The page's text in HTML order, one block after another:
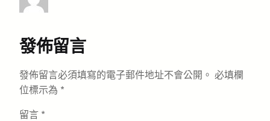
發佈留言
發佈留言必須填寫的電子郵件地址不會公開。 必填欄
位標示為 *
留言 *